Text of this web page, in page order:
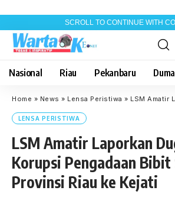
SCROLL TO CONTINUE WITH
Nasional Riau Pekanbaru
Home » News » Lensa Peristiwa » LSM Amatir Laporkan Dugaan
LENSA PERISTIWA
LSM Amatir Laporkan
Korupsi Pengadaan Bibit
Provinsi Riau ke Kejati